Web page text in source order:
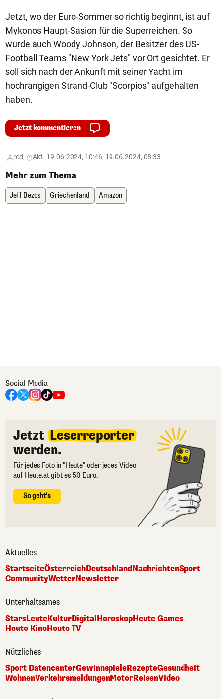
Jetzt, wo der Euro-Sommer so richtig beginnt, ist auf
Mykonos Haupt-Sasion für die Superreichen. So
wurde auch Woody Johnson, der Besitzer des US-
Football Teams "New York Jets" vor Ort gesichtet. Er
soll sich nach der Ankunft mit seiner Yacht im
hochrangigen Strand-Club "Scorpios" aufgehalten
haben.
Jetzt kommentieren
red, Akt. 19.06.2024, 10:46, 19.06.2024, 08:33
Mehr zum Thema
Jeff Bezos Griechenland Amazon
Social Media
Jetzt Leserreporter
werden.
Für jedes Foto in "Heute" oder jedes Video
auf Heute.at gibt es 50 Euro.
So geht's
Aktuelles
StartseiteÖsterreichDeutschlandNachrichtenSport
CommunityWetterNewsletter
Unterhaltsames
StarsLeuteKulturDigitalHoroskopHeute Games
Heute KinoHeute TV
Nützliches
Sport DatencenterGewinnspieleRezepteGesundheit
WohnenVerkehrsmeldungenMotorReisenVideo